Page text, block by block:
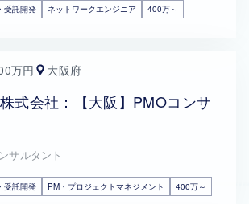
受託開発 ネットワークエンジニア 400万～
万円 大阪府
式会社：【大阪】PMOコンサ
サルタント
受託開発 PM・プロジェクトマネジメント 400万～